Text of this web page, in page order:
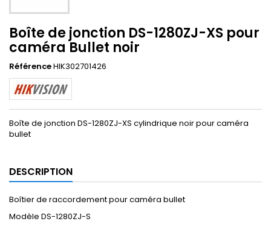
Boîte de jonction DS-1280ZJ-XS pour
caméra Bullet noir
RéférenceHIK302701426
Boîte de jonction DS-1280ZJ-XS cylindrique noir pour caméra
bullet
DESCRIPTION
Boîtier de raccordement pour caméra bullet
Modèle DS-1280ZJ-S